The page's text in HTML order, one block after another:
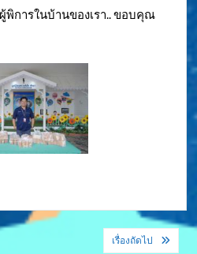
พิการในบ้านของเรา.. ขอบคุณ
เรื่องถัดไป